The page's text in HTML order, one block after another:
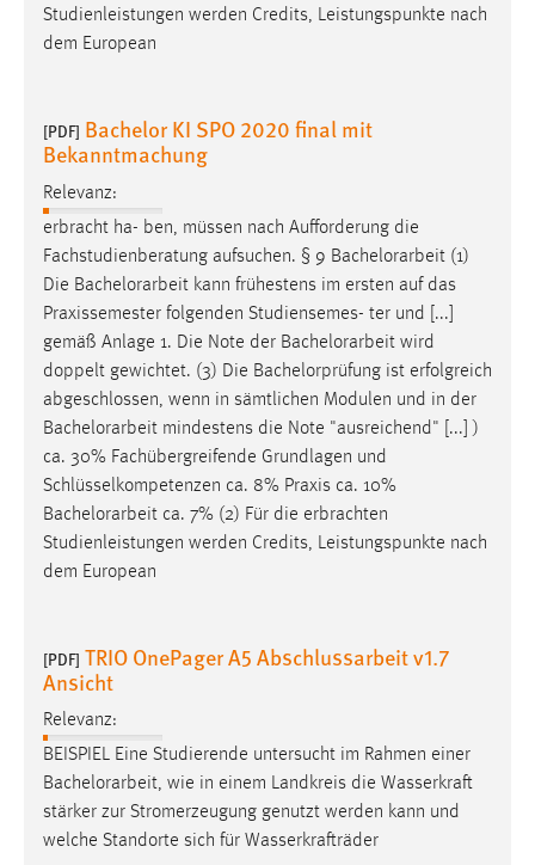
Studienleistungen werden Credits, Leistungspunkte nach
dem European
[PDF] Bachelor KI SPO 2020 final mit
Bekanntmachung
Relevanz:
erbracht ha- ben, müssen nach Aufforderung die
Fachstudienberatung aufsuchen. § 9 Bachelorarbeit (1)
Die Bachelorarbeit kann frühestens im ersten auf das
Praxissemester folgenden Studiensemes- ter und [...]
gemäß Anlage 1. Die Note der Bachelorarbeit wird
doppelt gewichtet. (3) Die Bachelorprüfung ist erfolgreich
abgeschlossen, wenn in sämtlichen Modulen und in der
Bachelorarbeit mindestens die Note "ausreichend" [...] )
ca. 30% Fachübergreifende Grundlagen und
Schlüsselkompetenzen ca. 8% Praxis ca. 10%
Bachelorarbeit ca. 7% (2) Für die erbrachten
Studienleistungen werden Credits, Leistungspunkte nach
dem European
[PDF] TRIO OnePager A5 Abschlussarbeit v1.7
Ansicht
Relevanz:
BEISPIEL Eine Studierende untersucht im Rahmen einer
Bachelorarbeit, wie in einem Landkreis die Wasserkraft
stärker zur Stromerzeugung genutzt werden kann und
welche Standorte sich für Wasserkrafträder